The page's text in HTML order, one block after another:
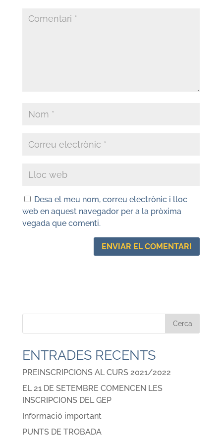
Desa el meu nom, correu electrònic i lloc
web en aquest navegador per a la pròxima
vegada que comenti.
ENTRADES RECENTS
PREINSCRIPCIONS AL CURS 2021/2022
EL 21 DE SETEMBRE COMENCEN LES
INSCRIPCIONS DEL GEP
Informació important
PUNTS DE TROBADA